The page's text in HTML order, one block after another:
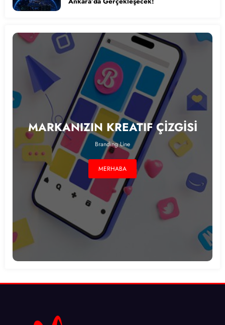
MARKANIZIN KREATIF ÇİZGİSİ
Branding Line
MERHABA